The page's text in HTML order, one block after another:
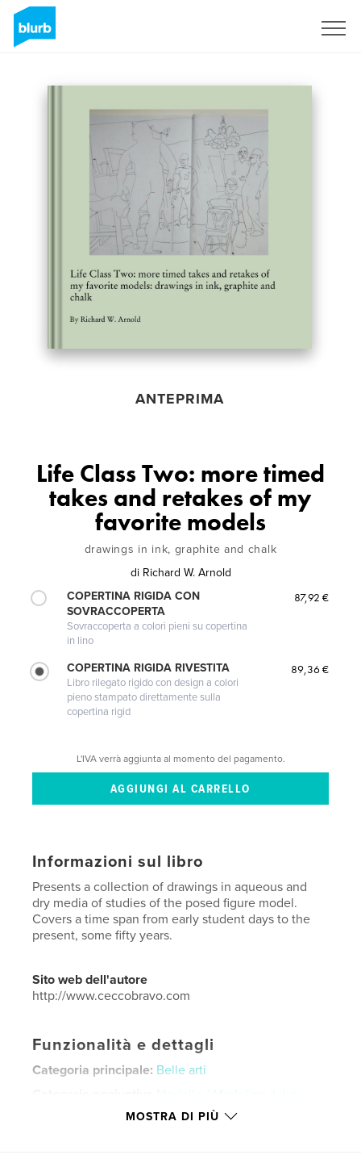
ANTEPRIMA
Life Class Two: more timed
takes and retakes of my
favorite models
drawings in ink, graphite and chalk
di Richard W. Arnold
COPERTINA RIGIDA CON
SOVRACCOPERTA
Sovraccoperta a colori pieni su copertina
in lino
87,92 €
COPERTINA RIGIDA RIVESTITA
Libro rilegato rigido con design a colori
pieno stampato direttamente sulla
copertina rigid
89,36 €
L'IVA verrà aggiunta al momento del pagamento.
Informazioni sul libro
Presents a collection of drawings in aqueous and
dry media of studies of the posed figure model.
Covers a time span from early student days to the
present, some fifty years.
Sito web dell'autore
http://www.ceccobravo.com
Funzionalità e dettagli
Categoria principale: Belle arti
Modello / Modeling
d'arte e fotografiaMOSTRA DI PIÙ